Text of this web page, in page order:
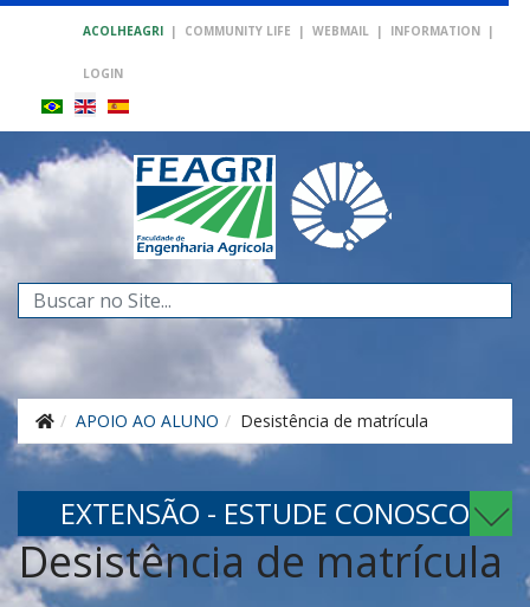
ACOLHEAGRI | COMMUNITY LIFE | WEBMAIL | INFORMATION |
LOGIN
Search
...
APOIO AO ALUNO Desistência de matrícula
EXTENSÃO - ESTUDE CONOSCO
Desistência de matrícula